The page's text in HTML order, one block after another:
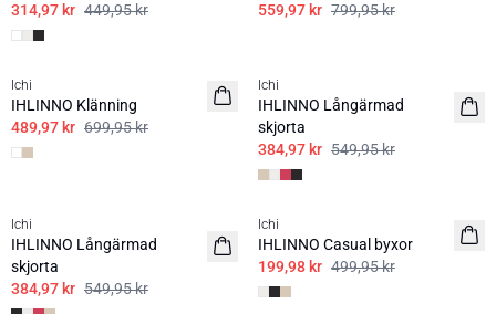
314,97 kr 449,95 kr
559,97 kr 799,95 kr
SALE | 30%
Ichi
IHLINNO Klänning
489,97 kr 699,95 kr
Ichi
IHLINNO Långärmad
skjorta
384,97 kr 549,95 kr
Ichi
IHLINNO Långärmad
skjorta
384,97 kr 549,95 kr
SALE | 60%
Ichi
IHLINNO Casual byxor
199,98 kr 499,95 kr